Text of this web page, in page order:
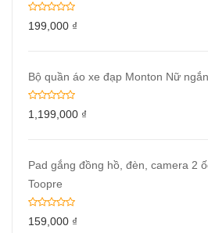
199,000 ₫
Bộ quần áo xe đạp Monton Nữ
1,199,000 ₫
Pad gắng đồng hồ, đèn, camera 2
Toopre
159,000 ₫